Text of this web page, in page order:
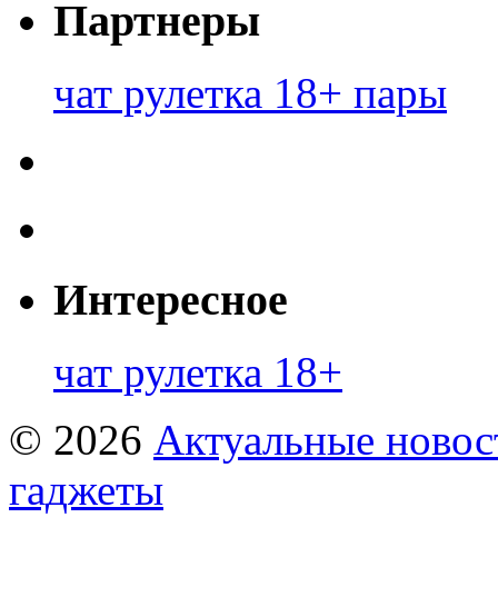
Партнеры
чат рулетка 18+ пары
Интересное
чат рулетка 18+
© 2026 Актуальные
гаджеты